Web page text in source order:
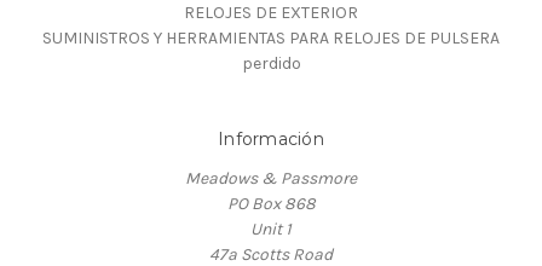
RELOJES DE EXTERIOR
SUMINISTROS Y HERRAMIENTAS PARA RELOJES DE PULSERA
perdido
Información
Meadows & Passmore
PO Box 868
Unit 1
47a Scotts Road